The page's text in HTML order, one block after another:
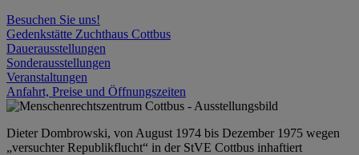
Besuchen Sie uns!
Gedenkstätte Zuchthaus Cottbus
Dauerausstellungen
Sonderausstellungen
Veranstaltungen
Anfahrt, Preise und Öffnungszeiten
Dieter Dombrowski, von August 1974 bis Dezember 1975 wegen
„versuchter Republikflucht“ in der StVE Cottbus inhaftiert